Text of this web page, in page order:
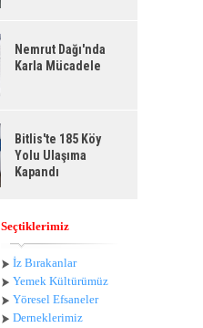
Nemrut Dağı'nda
Karla Mücadele
Bitlis'te 185 Köy
Yolu Ulaşıma
Kapandı
Seçtiklerimiz
İz Bırakanlar
Yemek Kültürümüz
Yöresel Efsaneler
Derneklerimiz